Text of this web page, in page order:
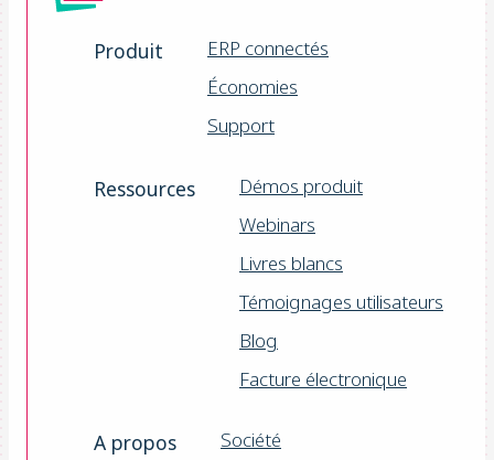
Produit
ERP connectés
Économies
Support
Ressources
Démos produit
Webinars
Livres blancs
Témoignages utilisateurs
Blog
Facture électronique
A propos
Société